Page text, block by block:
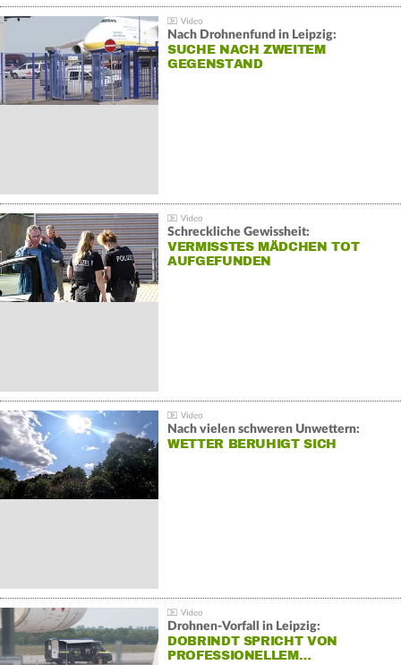
Nach Drohnenfund in Leipzig:
SUCHE NACH ZWEITEM
GEGENSTAND
Schreckliche Gewissheit:
VERMISSTES MÄDCHEN TOT
AUFGEFUNDEN
Nach vielen schweren Unwettern:
WETTER BERUHIGT SICH
Drohnen-Vorfall in Leipzig:
DOBRINDT SPRICHT VON
PROFESSIONELLEM…